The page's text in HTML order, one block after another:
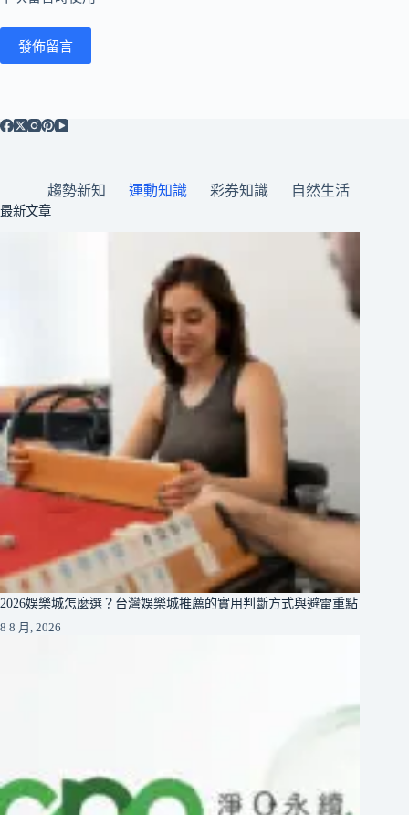
發佈留言
趨勢新知 運動知識 彩券知識 自然生活
最新文章
2026娛樂城怎麼選？台灣娛樂城推薦的實用判斷方式與避雷重點
8 8 月, 2026